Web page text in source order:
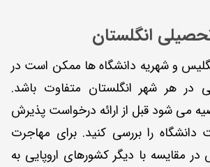
انگلستان
و شهریه دانشگاه ها ممکن است در
در هر شهر انگلستان متفاوت باشد.
می شود قبل از ارائه درخواست پذیرش
را بررسی کنید. برای مهاجرت
مقایسه با دیگر کشورهای اروپایی به